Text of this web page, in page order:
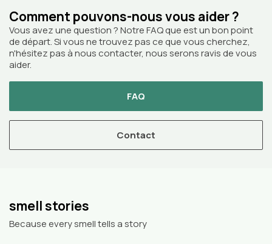
Comment pouvons-nous vous aider ?
Vous avez une question ? Notre FAQ que est un bon point
de départ. Si vous ne trouvez pas ce que vous cherchez,
n'hésitez pas à nous contacter, nous serons ravis de vous
aider.
FAQ
Contact
smell stories
Because every smell tells a story